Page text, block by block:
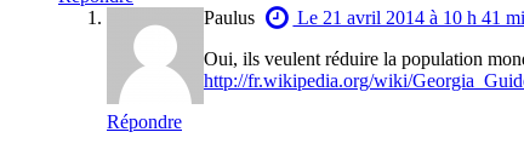
Paulus
Le 21 avril 2014 à 10 h 41
Oui, ils veulent réduire la population
http://fr.wikipedia.org/wiki/
Répondre